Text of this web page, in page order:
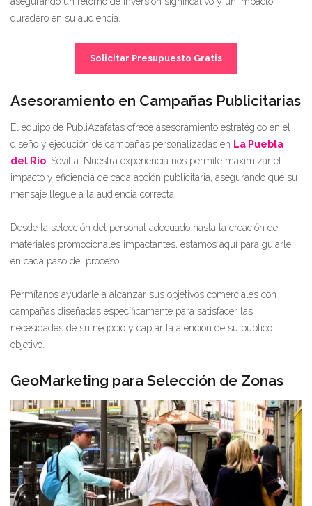
duradero en su audiencia.
Solicitar Presupuesto Gratis
Asesoramiento en Campañas Publicitarias
El equipo de PubliAzafatas ofrece asesoramiento estratégico en el
diseño y ejecución de campañas personalizadas en La Puebla
del Río , Sevilla. Nuestra experiencia nos permite maximizar el
impacto y eficiencia de cada acción publicitaria, asegurando que su
mensaje llegue a la audiencia correcta.
Desde la selección del personal adecuado hasta la creación de
materiales promocionales impactantes, estamos aquí para guiarle
en cada paso del proceso.
Permítanos ayudarle a alcanzar sus objetivos comerciales con
campañas diseñadas específicamente para satisfacer las
necesidades de su negocio y captar la atención de su público
objetivo.
GeoMarketing para Selección de Zonas